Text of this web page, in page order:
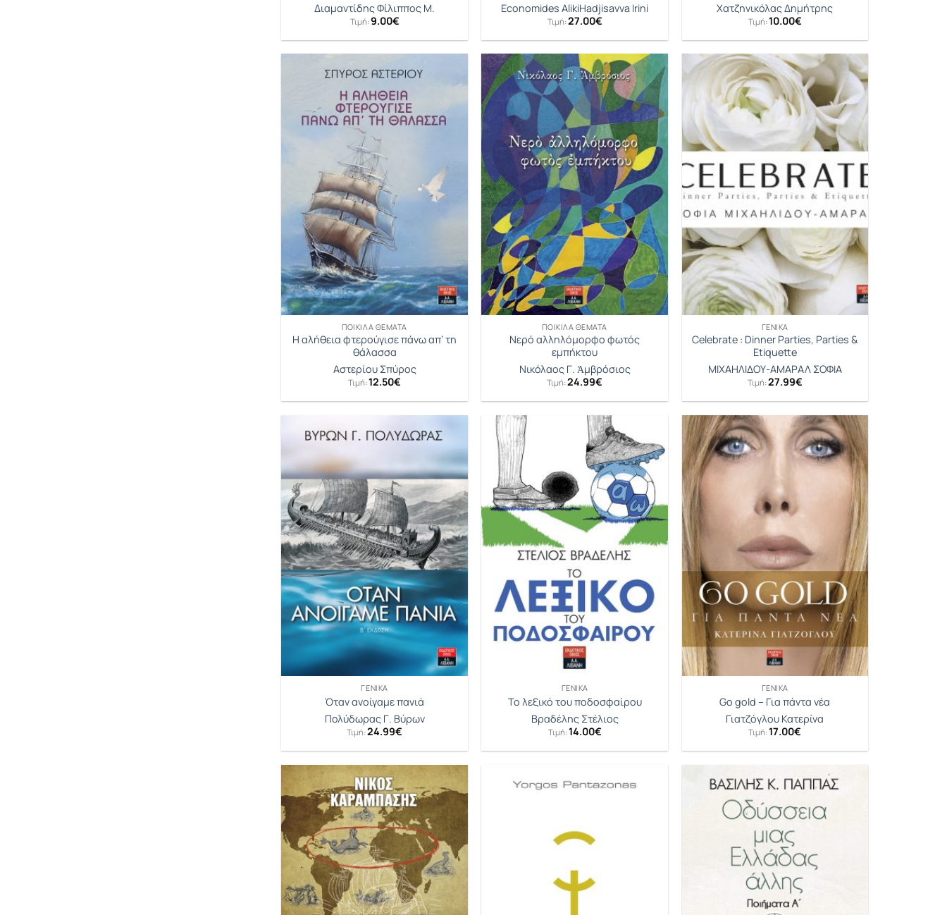
Διαμαντίδης Φίλιππος Μ.
Τιμή:9.00€
Economides AlikiHadjisavva Irini
Τιμή:27.00€
Χατζηνικόλας Δημήτρης
Τιμή:10.00€
ΠΟΙΚΊΛΑ ΘΈΜΑΤΑ
Η αλήθεια φτερούγισε πάνω απ’ τη
θάλασσα
Αστερίου Σπύρος
Τιμή:12.50€
ΠΟΙΚΊΛΑ ΘΈΜΑΤΑ
Νερό αλληλόμορφο φωτός
εμπήκτου
Νικόλαος Γ. Ἀμβρόσιος
Τιμή:24.99€
ΓΕΝΙΚΆ
Celebrate : Dinner Parties, Parties &
Etiquette
ΜΙΧΑΗΛΙΔΟΥ-ΑΜΑΡΑΛ ΣΟΦΙΑ
Τιμή:27.99€
ΓΕΝΙΚΆ
Όταν ανοίγαμε πανιά
Πολύδωρας Γ. Βύρων
Τιμή:24.99€
ΓΕΝΙΚΆ
Το λεξικό του ποδοσφαίρου
Βραδέλης Στέλιος
Τιμή:14.00€
ΓΕΝΙΚΆ
Go gold – Για πάντα νέα
Γιατζόγλου Κατερίνα
Τιμή:17.00€